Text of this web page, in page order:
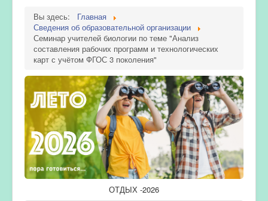
Вы здесь:
Главная
Сведения об образовательной организации
Семинар учителей биологии по теме "Анализ
составления рабочих программ и технологических
карт с учётом ФГОС 3 поколения"
ОТДЫХ -2026